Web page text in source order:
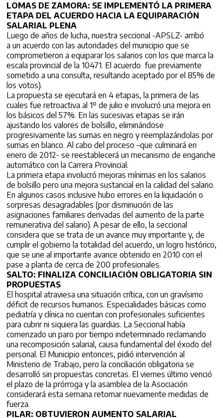
LOMAS DE ZAMORA: SE IMPLEMENTÓ LA PRIMERA
ETAPA DEL ACUERDO HACIA LA EQUIPARACIÓN
SALARIAL PLENA
Luego de años de lucha, nuestra seccional -APSLZ- arribó
a un acuerdo con las autoridades del municipio que se
comprometieron a equiparar los salarios con los que marca la
escala provincial de la 10471. El acuerdo fue previamente
sometido a una consulta, resultando aceptado por el 85% de
los votos).
La propuesta se ejecutará en 4 etapas, la primera de las
cuales fue retroactiva al 1º de julio e involucró una mejora en
los básicos del 57%. En las sucesivas etapas se irán
ajustando los valores de bolsillo, eliminándose
progresivamente las sumas en negro y reemplazándolas por
sumas en blanco. Al cabo del proceso –que culminará en
enero de 2012- se reestablecerá un mecanismo de enganche
automático con la Carrera Provincial.
La primera etapa involucró mejoras mínimas en los salarios
de bolsillo pero una mejora sustancial en la calidad del salario.
En algunos casos inclusive hubo errores en la liquidación o
sorpresas desagradables (por disminución de las
asignaciones familiares derivadas del aumento de la parte
remunerativa del salario). A pesar de ello, la seccional
considera que se trata de un avance muy importante y, de
cumplir el gobierno la totalidad del acuerdo, un logro histórico,
que se une al importante avance obtenido en 2010 con el
pase a planta de cerca de 200 profesionales.
SALTO: FINALIZA CONCILIACIÓN OBLIGATORIA SIN
PROPUESTAS
El hospital atraviesa una situación crítica, con un gravísimo
déficit de recursos humanos. Especialidades básicas como
pediatría y clínica no cuentan con profesionales suficientes
para cubrir ni siquiera las guardias. La Seccional había
comenzado un paro por tiempo indeterminado reclamando
una recomposición salarial, causa fundamental del éxodo del
personal. El Municipio entonces, pidió intervención al
Ministerio de Trabajo, pero la conciliación obligatoria se
desarrolló sin propuestas concretas. El viernes último venció
el plazo de la prórroga y la asamblea de la Asociación
considerará esta semana retomar nuevamente medidas de
fuerza.
PILAR: OBTUVIERON AUMENTO SALARIAL